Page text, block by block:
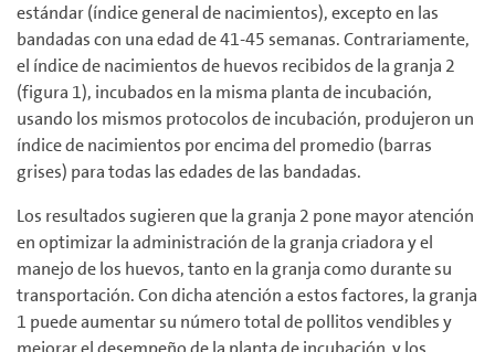
estándar (índice general de nacimientos), excepto en las
bandadas con una edad de 41-45 semanas. Contrariamente,
el índice de nacimientos de huevos recibidos de la granja 2
(figura 1), incubados en la misma planta de incubación,
usando los mismos protocolos de incubación, produjeron un
índice de nacimientos por encima del promedio (barras
grises) para todas las edades de las bandadas.
Los resultados sugieren que la granja 2 pone mayor atención
en optimizar la administración de la granja criadora y el
manejo de los huevos, tanto en la granja como durante su
transportación. Con dicha atención a estos factores, la granja
1 puede aumentar su número total de pollitos vendibles y